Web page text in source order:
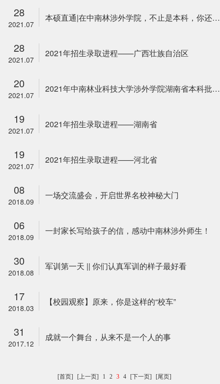
28
2021.07
本硕直通|在中南林涉外学院，不止是本科，你还不来了解一下？
28
2021.07
2021年招生录取进程——广西壮族自治区
20
2021.07
2021年中南林业科技大学涉外学院湖南省本科批次投档线正式发布
19
2021.07
2021年招生录取进程——湖南省
19
2021.07
2021年招生录取进程——河北省
08
2018.09
一场交流盛会，开启世界名校神秘大门
06
2018.09
一封家长写给孩子的信，感动中南林涉外师生！
30
2018.08
军训第一天 || 你们认真军训的样子最好看
17
2018.03
【校园观察】原来，你是这样的“校车”
31
2017.12
成就一个舞台，从来不是一个人的事
[首页] [上一页] 1 2 3 4 [下一页] [尾页]